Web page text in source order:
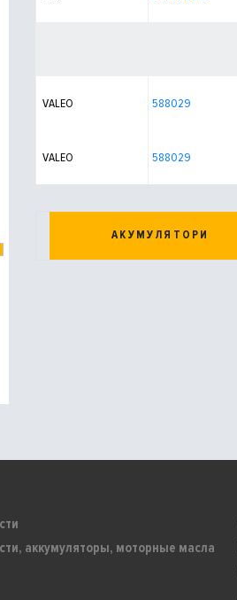
VALEO 588029
VALEO 588029
АКУМУЛЯТОРИ
аккумуляторы, моторные масла